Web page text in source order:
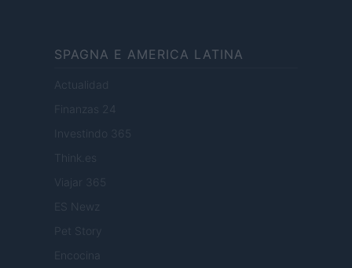
SPAGNA E AMERICA LATINA
Actualidad
Finanzas 24
Investindo 365
Think.es
Viajar 365
ES Newz
Pet Story
Encocina